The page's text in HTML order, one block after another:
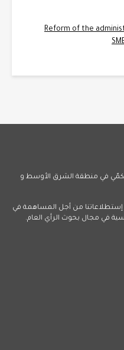
Reform of the
في منطقة الشرق الأوسط و
إستطلاعاتنا من أجل المساهمة في
في مجال بحوث الرأي العام.